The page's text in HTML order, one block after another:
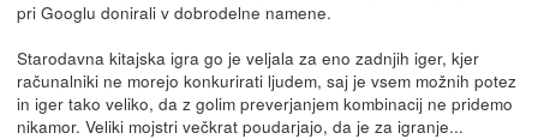
pri Googlu donirali v dobrodelne namene.
Starodavna kitajska igra go je veljala za eno zadnjih iger, kjer
računalniki ne morejo konkurirati ljudem, saj je vsem možnih potez
in iger tako veliko, da z golim preverjanjem kombinacij ne pridemo
nikamor. Veliki mojstri večkrat poudarjajo, da je za igranje...